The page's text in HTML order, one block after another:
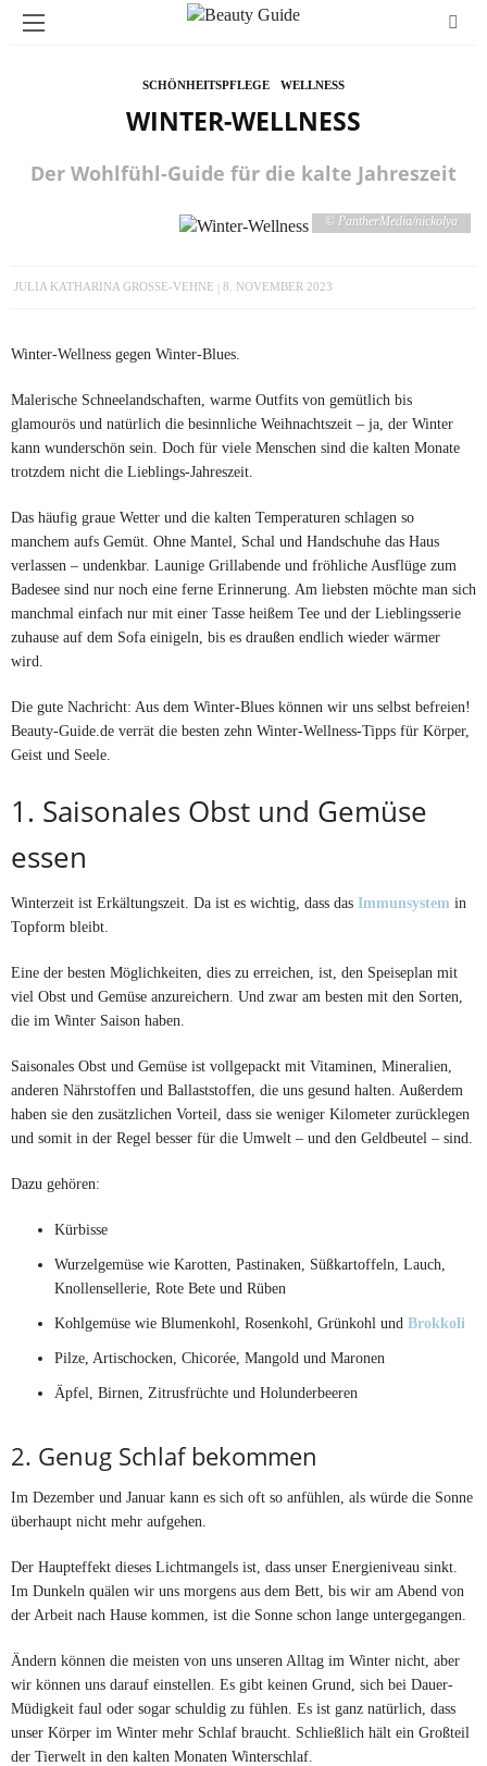
SCHÖNHEITSPFLEGE WELLNESS
WINTER-WELLNESS
Der Wohlfühl-Guide für die kalte Jahreszeit
© PantherMedia/nickolya
JULIA KATHARINA GROSSE-VEHNE 8. NOVEMBER 2023
Winter-Wellness gegen Winter-Blues.
Malerische Schneelandschaften, warme Outfits von gemütlich bis
glamourös und natürlich die besinnliche Weihnachtszeit – ja, der Winter
kann wunderschön sein. Doch für viele Menschen sind die kalten Monate
trotzdem nicht die Lieblings-Jahreszeit.
Das häufig graue Wetter und die kalten Temperaturen schlagen so
manchem aufs Gemüt. Ohne Mantel, Schal und Handschuhe das Haus
verlassen – undenkbar. Launige Grillabende und fröhliche Ausflüge zum
Badesee sind nur noch eine ferne Erinnerung. Am liebsten möchte man sich
manchmal einfach nur mit einer Tasse heißem Tee und der Lieblingsserie
zuhause auf dem Sofa einigeln, bis es draußen endlich wieder wärmer
wird.
Die gute Nachricht: Aus dem Winter-Blues können wir uns selbst befreien!
Beauty-Guide.de verrät die besten zehn Winter-Wellness-Tipps für Körper,
Geist und Seele.
1. Saisonales Obst und Gemüse
essen
Winterzeit ist Erkältungszeit. Da ist es wichtig, dass das Immunsystem in
Topform bleibt.
Eine der besten Möglichkeiten, dies zu erreichen, ist, den Speiseplan mit
viel Obst und Gemüse anzureichern. Und zwar am besten mit den Sorten,
die im Winter Saison haben.
Saisonales Obst und Gemüse ist vollgepackt mit Vitaminen, Mineralien,
anderen Nährstoffen und Ballaststoffen, die uns gesund halten. Außerdem
haben sie den zusätzlichen Vorteil, dass sie weniger Kilometer zurücklegen
und somit in der Regel besser für die Umwelt – und den Geldbeutel – sind.
Dazu gehören:
Kürbisse
Wurzelgemüse wie Karotten, Pastinaken, Süßkartoffeln, Lauch,
Knollensellerie, Rote Bete und Rüben
Kohlgemüse wie Blumenkohl, Rosenkohl, Grünkohl und Brokkoli
Pilze, Artischocken, Chicorée, Mangold und Maronen
Äpfel, Birnen, Zitrusfrüchte und Holunderbeeren
2. Genug Schlaf bekommen
Im Dezember und Januar kann es sich oft so anfühlen, als würde die Sonne
überhaupt nicht mehr aufgehen.
Der Haupteffekt dieses Lichtmangels ist, dass unser Energieniveau sinkt.
Im Dunkeln quälen wir uns morgens aus dem Bett, bis wir am Abend von
der Arbeit nach Hause kommen, ist die Sonne schon lange untergegangen.
Ändern können die meisten von uns unseren Alltag im Winter nicht, aber
wir können uns darauf einstellen. Es gibt keinen Grund, sich bei Dauer-
Müdigkeit faul oder sogar schuldig zu fühlen. Es ist ganz natürlich, dass
unser Körper im Winter mehr Schlaf braucht. Schließlich hält ein Großteil
der Tierwelt in den kalten Monaten Winterschlaf.